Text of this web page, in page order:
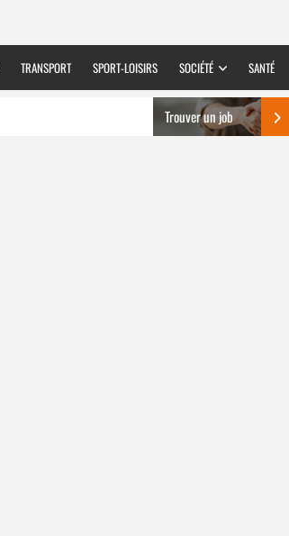
TRANSPORT SPORT-LOISIRS SOCIÉTÉ SANTÉ
Trouver un job